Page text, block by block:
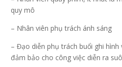
quy mô
– Nhân viên phụ trách ánh sáng
– Đạo diễn phụ trách buổi ghi
đảm bảo cho công việc diễn ra